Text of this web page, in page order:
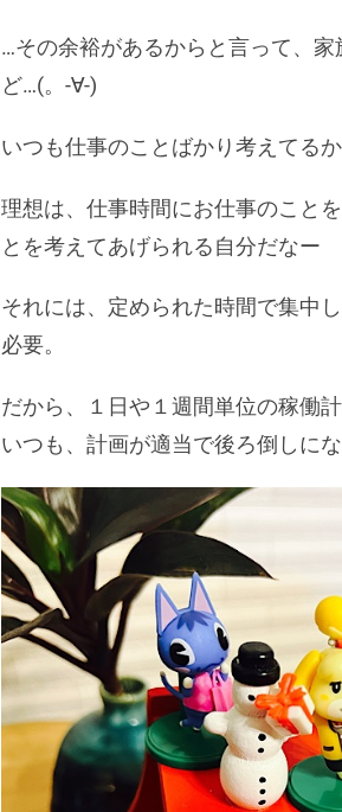
…その余裕があるからと言って、
ど…(。-∀-)
いつも仕事のことばかり考えてる
理想は、仕事時間にお仕事のこと
とを考えてあげられる自分だなー
それには、定められた時間で集中
必要。
だから、１日や１週間単位の稼働
いつも、計画が適当で後ろ倒しにな